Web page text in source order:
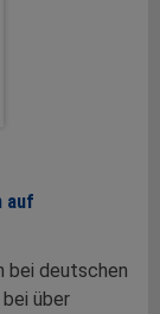
auf
bei deutschen
über